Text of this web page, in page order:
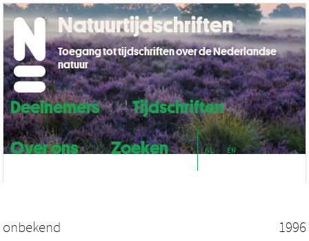
Deelnemers
Tijdschriften
Over ons
Zoeken NL EN
Natuurtijdschriften
Toegang tot tijdschriften over de Nederlandse
natuur
onbekend 1996